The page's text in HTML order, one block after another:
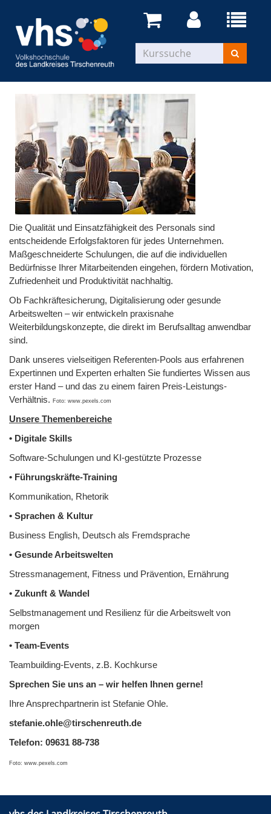
Die Qualität und Einsatzfähigkeit des Personals sind
entscheidende Erfolgsfaktoren für jedes Unternehmen.
Maßgeschneiderte Schulungen, die auf die individuellen
Bedürfnisse Ihrer Mitarbeitenden eingehen, fördern Motivation,
Zufriedenheit und Produktivität nachhaltig.
Ob Fachkräftesicherung, Digitalisierung oder gesunde
Arbeitswelten – wir entwickeln praxisnahe
Weiterbildungskonzepte, die direkt im Berufsalltag anwendbar
sind.
Dank unseres vielseitigen Referenten-Pools aus erfahrenen
Expertinnen und Experten erhalten Sie fundiertes Wissen aus
erster Hand – und das zu einem fairen Preis-Leistungs-
Verhältnis. Foto: www.pexels.com
Unsere Themenbereiche
• Digitale Skills
Software-Schulungen und KI-gestützte Prozesse
• Führungskräfte-Training
Kommunikation, Rhetorik
• Sprachen & Kultur
Business English, Deutsch als Fremdsprache
• Gesunde Arbeitswelten
Stressmanagement, Fitness und Prävention, Ernährung
• Zukunft & Wandel
Selbstmanagement und Resilienz für die Arbeitswelt von
morgen
• Team-Events
Teambuilding-Events, z.B. Kochkurse
Sprechen Sie uns an – wir helfen Ihnen gerne!
Ihre Ansprechpartnerin ist Stefanie Ohle.
stefanie.ohle@tirschenreuth.de
Telefon: 09631 88-738
Foto: www.pexels.com